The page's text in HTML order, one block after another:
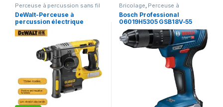
Perceuse à percussion sans fil
DeWalt-Perceuse à
percussion électrique
multifonctionnelle 3 en 1,
20V, Dch273
Bricolage, Perceuse à
percussion sans fil
Bosch Professional
06019H5305 GSB18V-55